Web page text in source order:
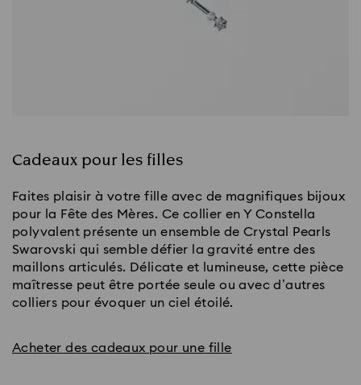
Cadeaux pour les filles
Faites plaisir à votre fille avec de magnifiques bijoux
pour la Fête des Mères. Ce collier en Y Constella
polyvalent présente un ensemble de Crystal Pearls
Swarovski qui semble défier la gravité entre des
maillons articulés. Délicate et lumineuse, cette pièce
maîtresse peut être portée seule ou avec d’autres
colliers pour évoquer un ciel étoilé.
Acheter des cadeaux pour une fille